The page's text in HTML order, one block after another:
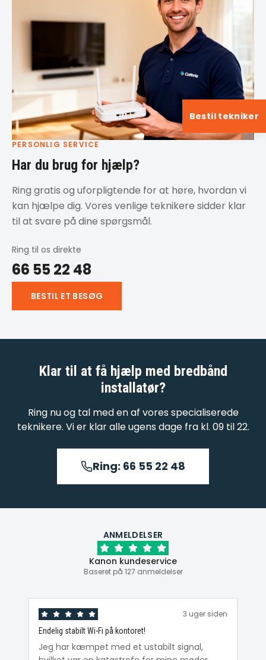
PERSONLIG SERVICE
Har du brug for hjælp?
Ring gratis og uforpligtende for at høre, hvordan vi
kan hjælpe dig. Vores venlige teknikere sidder klar
til at svare på dine spørgsmål.
Ring til os direkte
66 55 22 48
BESTIL ET BESØG
Klar til at få hjælp med bredbånd
installatør?
Ring nu og tal med en af vores specialiserede
teknikere. Vi er klar alle ugens dage fra kl. 09 til 22.
Ring: 66 55 22 48
ANMELDELSER
Kanon kundeservice
Baseret på 127 anmeldelser
3 uger siden
Endelig stabilt Wi-Fi på kontoret!
Jeg har kæmpet med et ustabilt signal,
Bestil tekniker